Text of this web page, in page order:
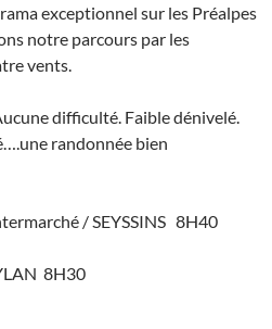
exceptionnel sur les Préalpes
notre parcours par les
vents.
difficulté. Faible dénivelé.
randonnée bien
/ SEYSSINS 8H40
8H30